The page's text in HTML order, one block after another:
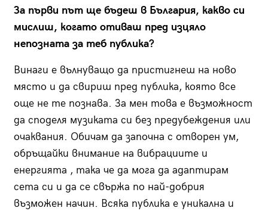
За първи път ще бъдеш в България, какво си
мислиш, когато отиваш пред изцяло
непозната за теб публика?
Винаги е вълнуващо да пристигнеш на ново
място и да свириш пред публика, която все
още не те познава. За мен това е възможност
да споделя музиката си без предубеждения или
очаквания. Обичам да започна с отворен ум,
обръщайки внимание на вибрациите и
енергията , така че да мога да адаптирам
сета си и да се свържа по най-добрия
възможен начин. Всяка публика е уникална и